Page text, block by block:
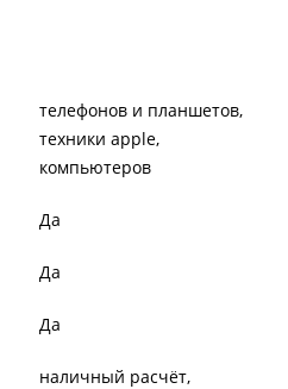
телефонов и планшетов
техники apple
компьютеров
Да
Да
Да
наличный расчёт